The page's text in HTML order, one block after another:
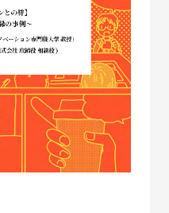
HISTORY
歴史
ものづくり